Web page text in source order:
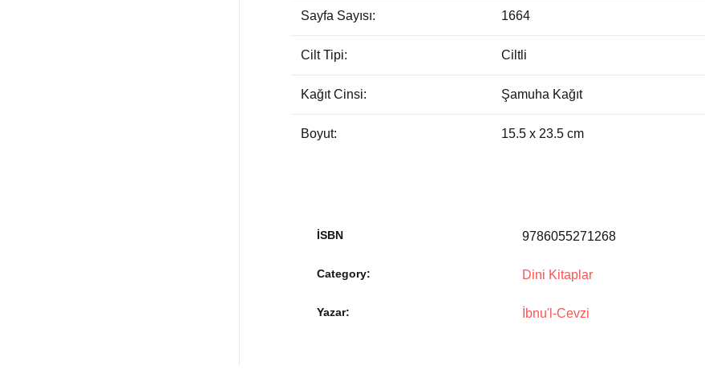
Sayfa Sayısı: 1664
Cilt Tipi: Ciltli
Kağıt Cinsi: Şamuha Kağıt
Boyut: 15.5 x 23.5 cm
İSBN 9786055271268
Category: Dini Kitaplar
Yazar İbnu'l-Cevzi